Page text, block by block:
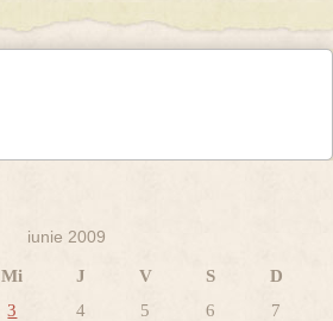
iunie 2009
Mi J V S
D
3 4 5 6
7